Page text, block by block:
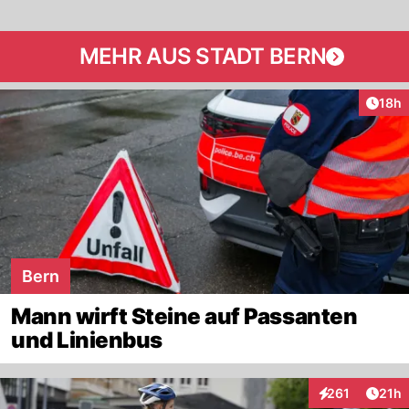
MEHR AUS STADT BERN
18h
Bern
Mann wirft Steine auf Passanten
und Linienbus
261
Interaktionen
21h